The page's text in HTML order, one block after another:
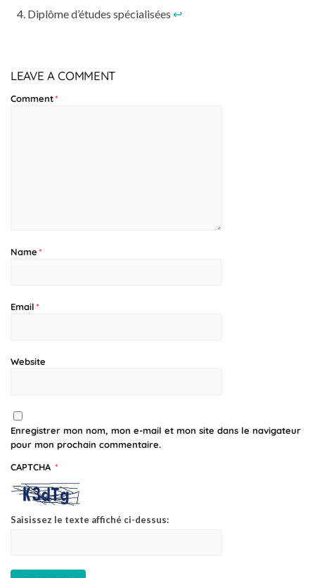
Diplôme d’études spécialisées ↩︎
LEAVE A COMMENT
Comment*
Name*
Email*
Website
Enregistrer mon nom, mon e-mail et mon site dans le navigateur
pour mon prochain commentaire.
CAPTCHA *
Saisissez le texte affiché ci-dessus: